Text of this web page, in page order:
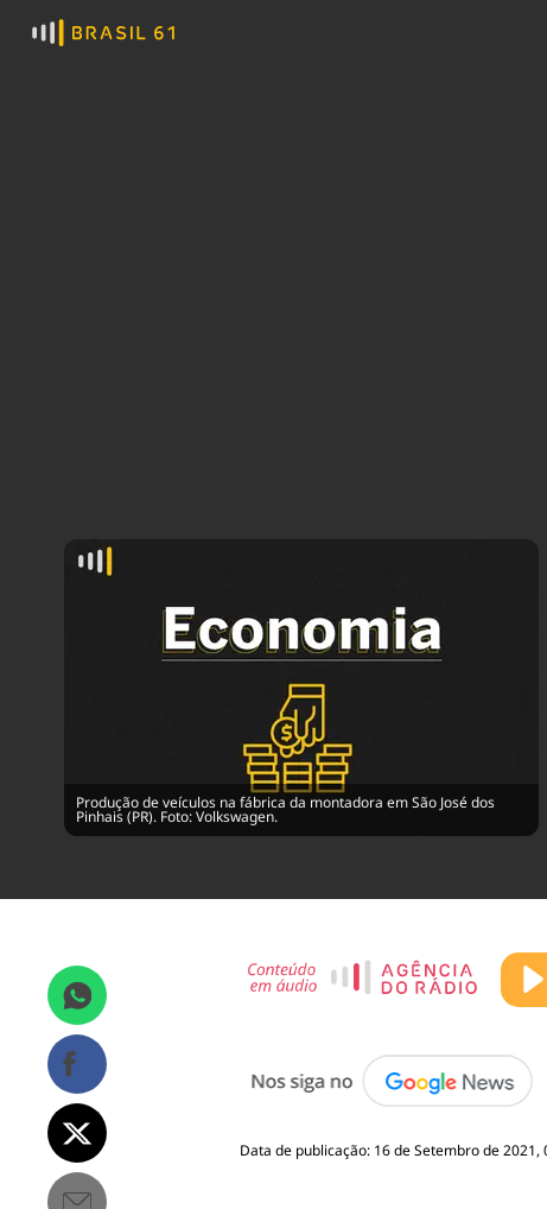
Produção de veículos na fábrica da montadora em São José dos
Pinhais (PR). Foto: Volkswagen.
Data de publicação: 16 de Setembro de